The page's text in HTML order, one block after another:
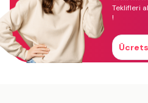
Teklifleri
!